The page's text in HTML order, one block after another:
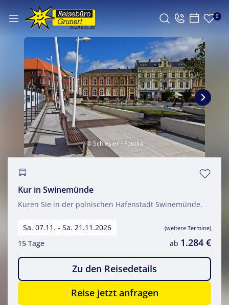
0
© Schlesier - Fotolia
Kur in Swinemünde
Kuren Sie in der polnischen Hafenstadt Swinemünde.
Sa. 07.11. - Sa. 21.11.2026 (weitere Termine)
15 Tage ab 1.284 €
Zu den Reisedetails
Reise jetzt anfragen